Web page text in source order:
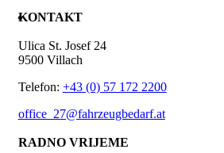
KONTAKT
Ulica St. Josef 24
9500 Villach
Telefon: +43 (0) 57 172 2200
office_27@fahrzeugbedarf.at
RADNO VRIJEME